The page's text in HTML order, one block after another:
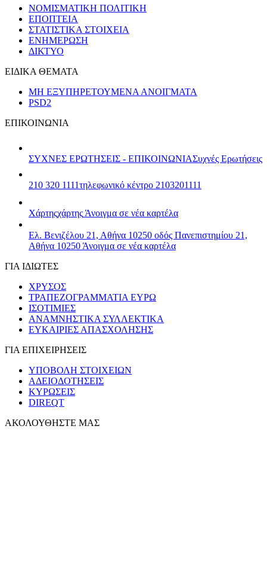
ΝΟΜΙΣΜΑΤΙΚΗ ΠΟΛΙΤΙΚΗ
ΕΠΟΠΤΕΙΑ
ΣΤΑΤΙΣΤΙΚΑ ΣΤΟΙΧΕΙΑ
ΕΝΗΜΕΡΩΣΗ
ΔΙΚΤΥΟ
ΕΙΔΙΚΑ ΘΕΜΑΤΑ
ΜΗ ΕΞΥΠΗΡΕΤΟΥΜΕΝΑ ΑΝΟΙΓΜΑΤΑ
PSD2
ΕΠΙΚΟΙΝΩΝΙΑ
ΣΥΧΝΕΣ ΕΡΩΤΗΣΕΙΣ - ΕΠΙΚΟΙΝΩΝΙΑΣυχνές Ερωτήσεις
210 320 1111τηλεφωνικό κέντρο 2103201111
Χάρτηςχάρτης Άνοιγμα σε νέα καρτέλα
Ελ. Βενιζέλου 21, Αθήνα 10250 οδός Πανεπιστημίου 21,
Αθήνα 10250 Άνοιγμα σε νέα καρτέλα
ΓΙΑ ΙΔΙΩΤΕΣ
ΧΡΥΣΟΣ
ΤΡΑΠΕΖΟΓΡΑΜΜΑΤΙΑ ΕΥΡΩ
ΙΣΟΤΙΜΙΕΣ
ΑΝΑΜΝΗΣΤΙΚΑ ΣΥΛΛΕΚΤΙΚΑ
ΕΥΚΑΙΡΙΕΣ ΑΠΑΣΧΟΛΗΣΗΣ
ΓΙΑ ΕΠΙΧΕΙΡΗΣΕΙΣ
ΥΠΟΒΟΛΗ ΣΤΟΙΧΕΙΩΝ
ΑΔΕΙΟΔΟΤΗΣΕΙΣ
ΚΥΡΩΣΕΙΣ
DIREQT
ΑΚΟΛΟΥΘΗΣΤΕ ΜΑΣ